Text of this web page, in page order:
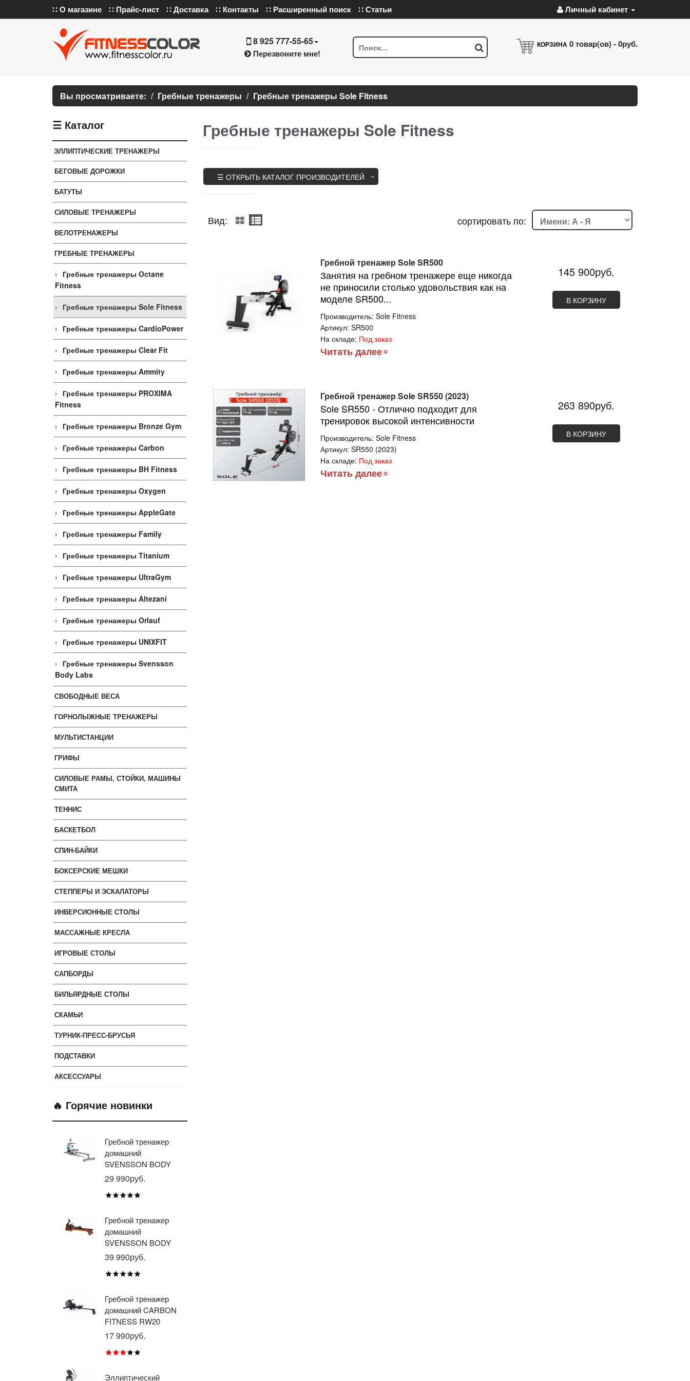
∷ О магазине ∷ Прайс-лист ∷ Доставка ∷ Контакты ∷ Расширенный поиск ∷ Статьи Личный кабинет
8 925 777-55-65
Перезвоните мне!
КОРЗИНА 0товар(ов) -0руб.
Вы просматриваете: Гребные тренажеры Гребные тренажеры Sole Fitness
☰ Каталог
ЭЛЛИПТИЧЕСКИЕ ТРЕНАЖЕРЫ
БЕГОВЫЕ ДОРОЖКИ
БАТУТЫ
СИЛОВЫЕ ТРЕНАЖЕРЫ
ВЕЛОТРЕНАЖЕРЫ
ГРЕБНЫЕ ТРЕНАЖЕРЫ
Гребные тренажеры Octane
Fitness
Гребные тренажеры Sole Fitness
Гребные тренажеры CardioPower
Гребные тренажеры Clear Fit
Гребные тренажеры Ammity
Гребные тренажеры PROXIMA
Fitness
Гребные тренажеры Bronze Gym
Гребные тренажеры Carbon
Гребные тренажеры BH Fitness
Гребные тренажеры Oxygen
Гребные тренажеры AppleGate
Гребные тренажеры Family
Гребные тренажеры Titanium
Гребные тренажеры UltraGym
Гребные тренажеры Altezani
Гребные тренажеры Orlauf
Гребные тренажеры UNIXFIT
Гребные тренажеры Svensson
Body Labs
СВОБОДНЫЕ ВЕСА
ГОРНОЛЫЖНЫЕ ТРЕНАЖЕРЫ
МУЛЬТИСТАНЦИИ
ГРИФЫ
СИЛОВЫЕ РАМЫ, СТОЙКИ, МАШИНЫ
СМИТА
ТЕННИС
БАСКЕТБОЛ
СПИН-БАЙКИ
БОКСЕРСКИЕ МЕШКИ
СТЕППЕРЫ И ЭСКАЛАТОРЫ
ИНВЕРСИОННЫЕ СТОЛЫ
МАССАЖНЫЕ КРЕСЛА
ИГРОВЫЕ СТОЛЫ
САПБОРДЫ
БИЛЬЯРДНЫЕ СТОЛЫ
СКАМЬИ
ТУРНИК-ПРЕСС-БРУСЬЯ
ПОДСТАВКИ
АКСЕССУАРЫ
🔥 Горячие новинки
Гребной тренажер
домашний
SVENSSON BODY
LABS WHEELO
29 990руб.
Гребной тренажер
домашний
SVENSSON BODY
LABS WAVERUN
39 990руб.
Гребной тренажер
домашний CARBON
FITNESS RW20
17 990руб.
Эллиптический
Гребные тренажеры Sole Fitness
☰ ОТКРЫТЬ КАТАЛОГ ПРОИЗВОДИТЕЛЕЙ
Вид: cортировать по:
Гребной тренажер Sole SR500
Занятия на гребном тренажере еще никогда
не приносили столько удовольствия как на
моделе SR500...
Производитель: Sole Fitness
Артикул: SR500
На складе: Под заказ
Читать далее
145 900руб.
В КОРЗИНУ
Гребной тренажер Sole SR550 (2023)
Sole SR550 - Отлично подходит для
тренировок высокой интенсивности
Производитель: Sole Fitness
Артикул: SR550 (2023)
На складе: Под заказ
Читать далее
263 890руб.
В КОРЗИНУ